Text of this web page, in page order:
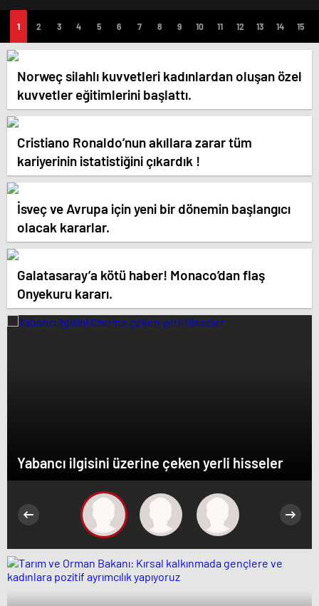
Norweç silahlı kuvvetleri kadınlardan oluşan özel
kuvvetler eğitimlerini başlattı.
Cristiano Ronaldo’nun akıllara zarar tüm
kariyerinin istatistiğini çıkardık !
İsveç ve Avrupa için yeni bir dönemin başlangıcı
olacak kararlar.
Galatasaray’a kötü haber! Monaco’dan flaş
Onyekuru kararı.
Yabancı ilgisini üzerine çeken yerli hisseler